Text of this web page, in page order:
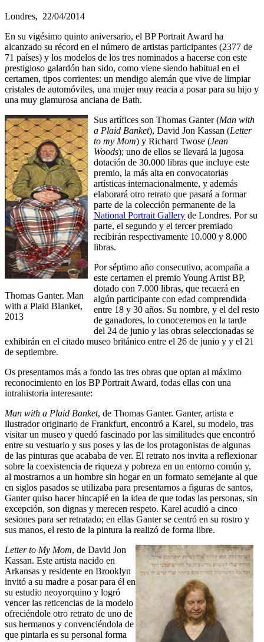
Londres, 22/04/2014
En su vigésimo quinto aniversario, el BP Portrait Award ha
alcanzado su récord en el número de artistas participantes (2377 de
71 países) y los modelos de los tres nominados a hacerse con este
prestigioso galardón han sido, como viene siendo habitual en el
certamen, tipos corrientes: un mendigo alemán que vive de limpiar
cristales de automóviles, una mujer muy reacia a posar para su hijo y
una muy glamurosa anciana de Bath.
Thomas Ganter. Man
with a Plaid Blanket,
2013
Sus artífices son Thomas Ganter (Man with
a Plaid Banket), David Jon Kassan (Letter
to my Mom) y Richard Twose (Jean
Woods); uno de ellos se llevará la jugosa
dotación de 30.000 libras que incluye este
premio, la más alta en convocatorias
artísticas internacionalmente, y además
elaborará otro retrato que pasará a formar
parte de la colección permanente de la
National Portrait Gallery de Londres. Por su
parte, el segundo y el tercer premiado
recibirán respectivamente 10.000 y 8.000
libras.
Por séptimo año consecutivo, acompaña a
este certamen el premio Young Artist BP,
dotado con 7.000 libras, que recaerá en
algún participante con edad comprendida
entre 18 y 30 años. Su nombre, y el del resto
de ganadores, lo conoceremos en la tarde
del 24 de junio y las obras seleccionadas se
exhibirán en el citado museo británico entre el 26 de junio y y el 21
de septiembre.
Os presentamos más a fondo las tres obras que optan al máximo
reconocimiento en los BP Portrait Award, todas ellas con una
intrahistoria interesante:
Man with a Plaid Banket, de Thomas Ganter. Ganter, artista e
ilustrador originario de Frankfurt, encontró a Karel, su modelo, tras
visitar un museo y quedó fascinado por las similitudes que encontró
entre su vestuario y sus poses y las de los protagonistas de algunas
de las pinturas que acababa de ver. El retrato nos invita a reflexionar
sobre la coexistencia de riqueza y pobreza en un entorno común y,
al mostrarnos a un hombre sin hogar en un formato semejante al que
en siglos pasados se utilizaba para presentarnos a figuras de santos,
Ganter quiso hacer hincapié en la idea de que todas las personas, sin
excepción, son dignas y merecen respeto. Karel acudió a cinco
sesiones para ser retratado; en ellas Ganter se centró en su rostro y
sus manos, el resto de la pintura la realizó de forma libre.
Letter to My Mom, de David Jon
Kassan. Este artista nacido en
Arkansas y residente en Brooklyn
invitó a su madre a posar para él en
su estudio neoyorquino y logró
vencer las reticencias de la modelo
ofreciéndole otro retrato de uno de
sus hermanos y convenciéndola de
que pintarla es su personal forma